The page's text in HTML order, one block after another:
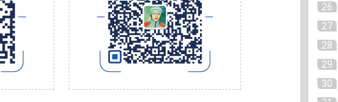
26
27
28
29
30